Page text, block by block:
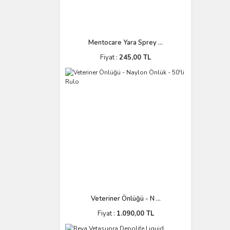
Mentocare Yara Sprey ...
Fiyat : 245,00 TL
Veteriner Önlüğü - N ...
Fiyat : 1.090,00 TL